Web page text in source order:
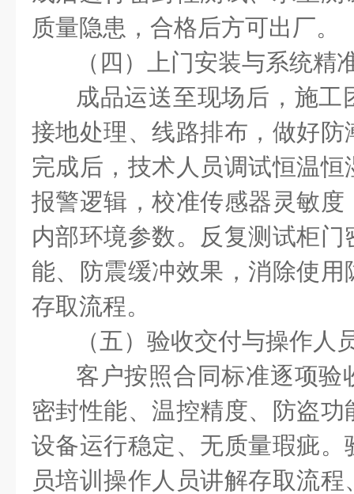
质量隐患，合格后方可出厂。
（四）上门安装与系统精
成品运送至现场后，施工
接地处理、线路排布，做好
完成后，技术人员调试恒温
报警逻辑，校准传感器灵敏
内部环境参数。反复测试柜
能、防震缓冲效果，消除使
存取流程。
（五）验收交付与操作人
客户按照合同标准逐项验
密封性能、温控精度、防盗
设备运行稳定、无质量瑕疵
员培训操作人员讲解存取流